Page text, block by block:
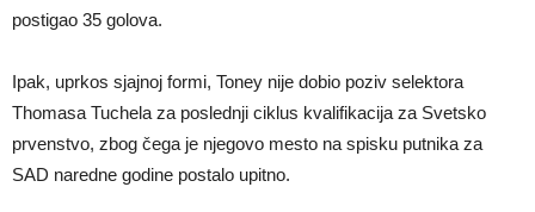
postigao 35 golova.
Ipak, uprkos sjajnoj formi, Toney nije dobio poziv selektora
Thomasa Tuchela za poslednji ciklus kvalifikacija za Svetsko
prvenstvo, zbog čega je njegovo mesto na spisku putnika za
SAD naredne godine postalo upitno.